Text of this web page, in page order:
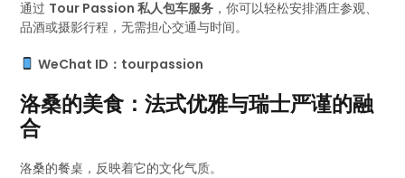
通过 Tour Passion 私人包车服务 ，你可以轻松安排酒庄参观、
品酒或摄影行程，无需担心交通与时间。
WeChat ID：tourpassion
洛桑的美食：法式优雅与瑞士严谨的融
合
洛桑的餐桌，反映着它的文化气质。